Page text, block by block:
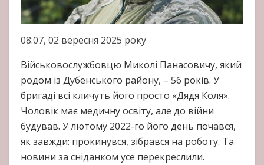
08:07, 02 вересня 2025 року
Військовослужбовцю Миколі Панасовичу, який
родом із Дубенського району, – 56 років. У
бригаді всі кличуть його просто «Дядя Коля».
Чоловік має медичну освіту, але до війни
будував. У лютому 2022-го його день почався,
як завжди: прокинувся, зібрався на роботу. Та
новини за сніданком усе перекреслили.